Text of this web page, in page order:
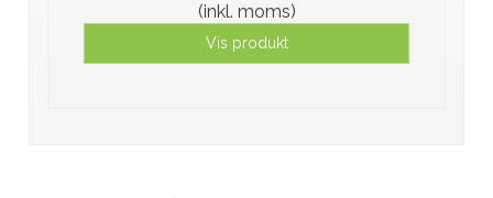
(inkl. moms)
Vis produkt